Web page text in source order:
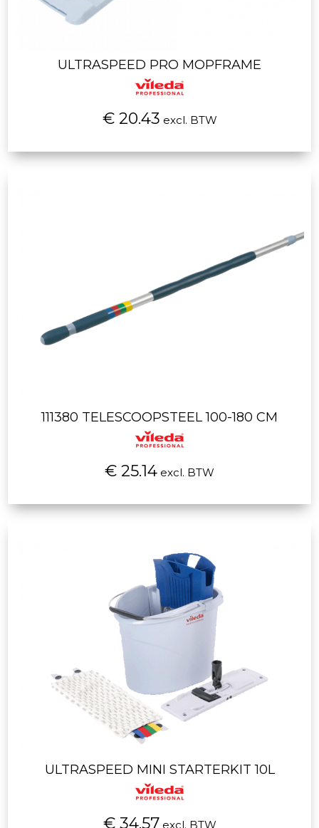
ULTRASPEED PRO MOPFRAME
€ 20.43 excl. BTW
111380 TELESCOOPSTEEL 100-180 CM
€ 25.14 excl. BTW
ULTRASPEED MINI STARTERKIT 10L
€ 34.57 excl. BTW